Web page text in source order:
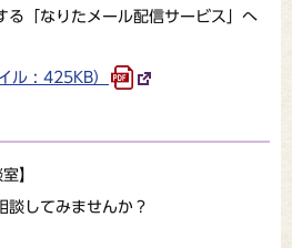
る「なりたメール配信サービス」へ
ル : 425KB）
】
談してみませんか？